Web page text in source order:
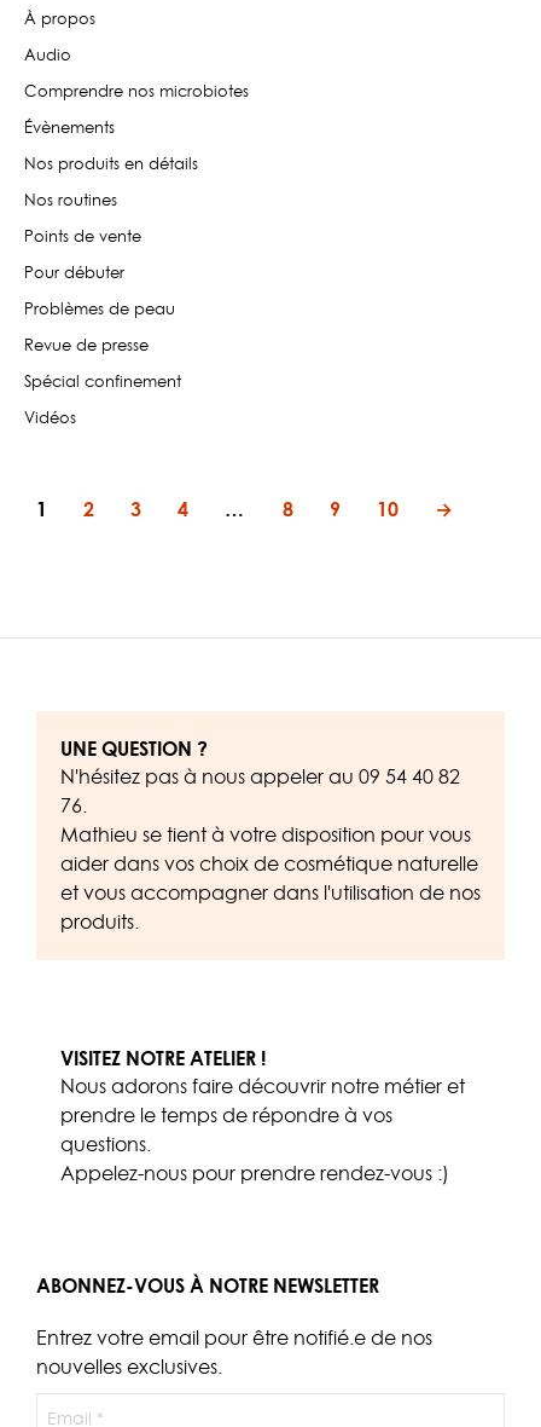
À propos
Audio
Comprendre nos microbiotes
Évènements
Nos produits en détails
Nos routines
Points de vente
Pour débuter
Problèmes de peau
Revue de presse
Spécial confinement
Vidéos
1 2 3 4 … 8 9 10 →
UNE QUESTION ?
N'hésitez pas à nous appeler au 09 54 40 82
76.
Mathieu se tient à votre disposition pour vous
aider dans vos choix de cosmétique naturelle
et vous accompagner dans l'utilisation de nos
produits.
VISITEZ NOTRE ATELIER !
Nous adorons faire découvrir notre métier et
prendre le temps de répondre à vos
questions.
Appelez-nous pour prendre rendez-vous :)
ABONNEZ-VOUS À NOTRE NEWSLETTER
Entrez votre email pour être notifié.e de nos
nouvelles exclusives.